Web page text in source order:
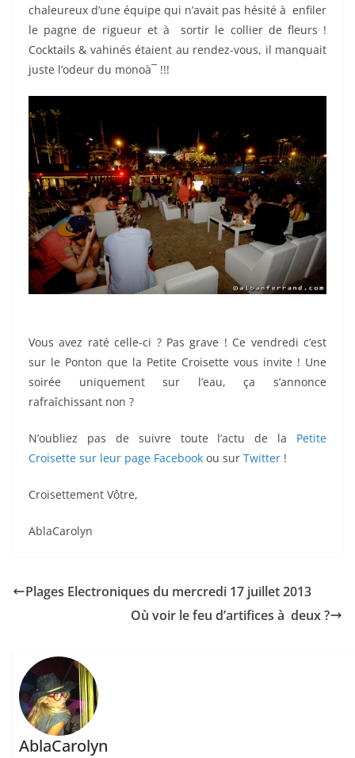
chaleureux d’une équipe qui n’avait pas hésité à enfiler
le pagne de rigueur et à sortir le collier de fleurs !
Cocktails & vahinés étaient au rendez-vous, il manquait
juste l’odeur du monoà¯ !!!
Vous avez raté celle-ci ? Pas grave ! Ce vendredi c’est
sur le Ponton que la Petite Croisette vous invite ! Une
soirée uniquement sur l’eau, ça s’annonce
rafraîchissant non ?
N’oubliez pas de suivre toute l’actu de la Petite
Croisette sur leur page Facebook ou sur Twitter !
Croisettement Vôtre,
AblaCarolyn
Plages Electroniques du mercredi 17 juillet 2013
Où voir le feu d’artifices à deux ?
AblaCarolyn